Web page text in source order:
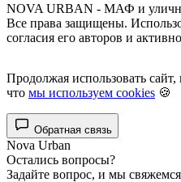
NOVA URBAN - МАФ и
Все права защищены.
согласия его авторов и
Продолжая использовать сайт,
что мы используем cookies 🍪
Обратная связь
Nova Urban
Остались вопросы?
Задайте вопрос, и мы